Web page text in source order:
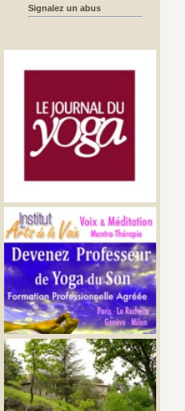
Signalez un abus